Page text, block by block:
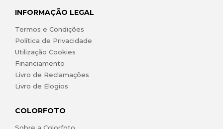
INFORMAÇÃO LEGAL
Termos e Condições
Política de Privacidade
Utilização Cookies
Financiamento
Livro de Reclamações
Livro de Elogios
COLORFOTO
Sobre a Colorfoto